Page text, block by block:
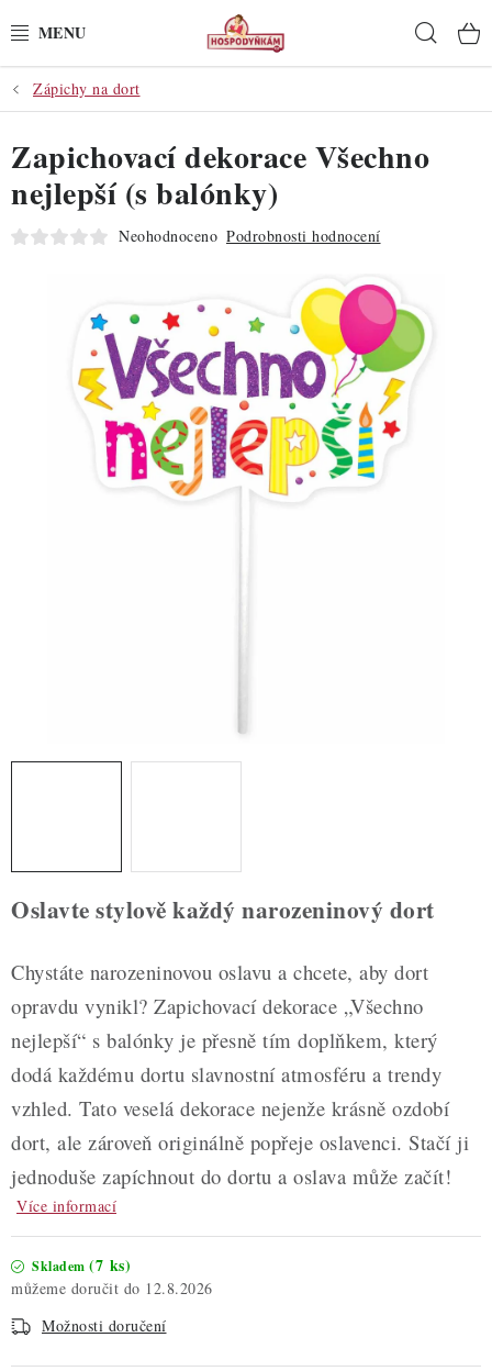
na
POTŘEBY
POMŮCKY
SUROVINY
PRO OSLAVY
DO KUCHYNĚ
POCHUTINY
ZDRAVÉ PEČENÍ
Hodnocení obchodu
Blog
Moje objednávka
Podmínky ochrany osobních údajů
Zápichy na dort
Oslavte stylově každý narozeninový dort
Chystáte narozeninovou oslavu a chcete, aby dort
opravdu vynikl? Zapichovací dekorace „Všechno
nejlepší“ s balónky je přesně tím doplňkem, který
dodá každému dortu slavnostní atmosféru a trendy
vzhled. Tato veselá dekorace nejenže krásně ozdobí
dort, ale zároveň originálně popřeje oslavenci. Stačí ji
jednoduše zapíchnout do dortu a oslava může začít!
Více informací
Skladem (7 ks)
12.8.2026
Možnosti doručení
Zapichovací dekorace Všechno
nejlepší (s balónky)
Neohodnoceno Podrobnosti hodnocení